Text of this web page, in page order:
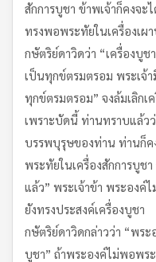
สักการบูชา ข้าพเจ้าก็คงจ
ทรงพอพระทัยในเครื่องเผ
กษัตริย์ดาวิดว่า “เครื่องบู
เป็นทุกข์ตรมตรอม พระเจ้
ทุกข์ตรมตรอม” จงล้มเลิกเ
เพราะบัดนี้ ท่านทราบแล้ว
บรรพบุรุษของท่าน ท่านก็ค
พระทัยในเครื่องสักการบูช
แล้ว” พระเจ้าข้า พระองค์
ยังทรงประสงค์เครื่องบูชา
กษัตริย์ดาวิดกล่าวว่า “พระ
บูชา” ถ้าพระองค์ไม่พอพร